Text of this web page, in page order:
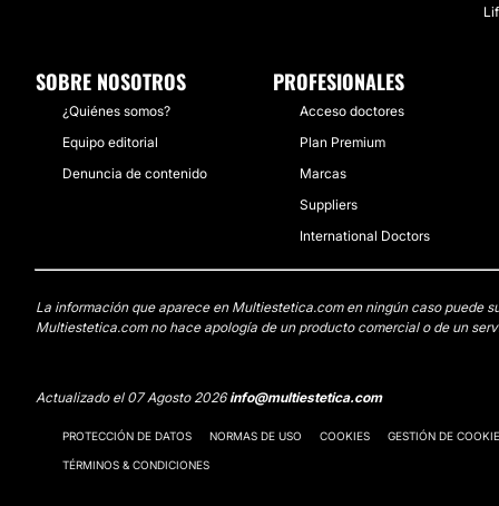
SOBRE NOSOTROS
¿Quiénes somos?
Equipo editorial
Denuncia de contenido
PROFESIONALES
Acceso doctores
Plan Premium
Marcas
Suppliers
International Doctors
La información que aparece en Multiestetica.com en ningún caso puede
Multiestetica.com no hace apología de un producto comercial o de un
Actualizado el 07 Agosto 2026info@multiestetica.com
PROTECCIÓN DE DATOS NORMAS DE USO COOKIES GESTIÓN DE
TÉRMINOS & CONDICIONES